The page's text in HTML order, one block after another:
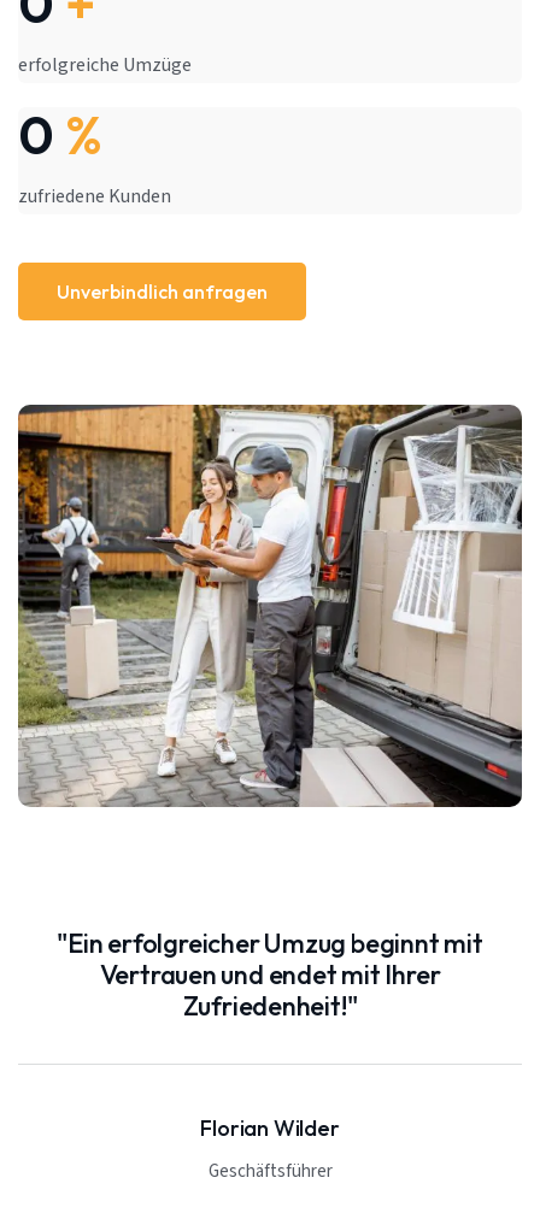
"Ein erfolgreicher Umzug beginnt mit
Vertrauen und endet mit Ihrer
Zufriedenheit!"
Florian Wilder
Geschäftsführer
erfolgreiche Umzüge
0 %
zufriedene Kunden
Unverbindlich anfragen